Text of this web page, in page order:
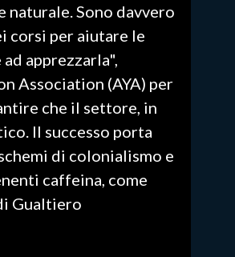
naturale. Sono davvero
corsi per aiutare le
apprezzarla",
Association (AYA) per
che il settore, in
Il successo porta
di colonialismo e
caffeina, come
Gualtiero